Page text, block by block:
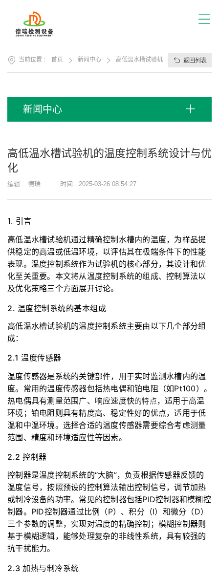
当前位置 : 首页 新闻中心 高低温水槽试验机的温度控制系统设计
返回列表
新闻中心
高低温水槽试验机的温度控制系统设计与优
化
编辑 : 德瑞 时间: 2025-03-26 08:54:27
1. 引言
高低温水槽试验机通过精确控制水槽内的温度，为样品提
供稳定的高温或低温环境，以评估其在极端条件下的性能
表现。温度控制系统作为试验机的核心部分，其设计和优
化至关重要。本文将从温度控制系统的组成、控制算法以
及优化策略三个方面展开讨论。
2. 温度控制系统的基本组成
高低温水槽试验机的温度控制系统主要由以下几个部分组
成：
2.1 温度传感器
温度传感器是系统的关键部件，用于实时监测水槽内的温
度。常用的温度传感器包括热电偶和铂电阻（如Pt100）。
热电偶具有测量范围广、响应速度快的特点，适用于高温
环境；铂电阻则具有精度高、稳定性好的优点，适用于低
温和中温环境。选择合适的温度传感器需要综合考虑测量
范围、精度和环境适应性等因素。
2.2 控制器
控制器是温度控制系统的“大脑”，负责根据传感器反馈的
温度信号，按照预设的控制算法输出控制信号，调节加热
或制冷设备的功率。常见的控制器包括PID控制器和模糊控
制器。PID控制器通过比例（P）、积分（I）和微分（D）
三个参数的调整，实现对温度的精确控制；模糊控制器则
基于模糊逻辑，能够处理复杂的非线性系统，具有较强的
抗干扰能力。
2.3 加热与制冷系统